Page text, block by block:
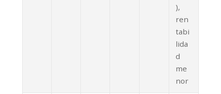
),
ren
tabi
lida
d
me
nor